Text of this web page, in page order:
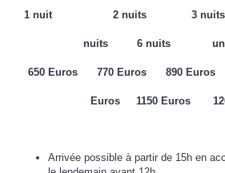
1 nuit 2 nuits 3
nuits 6 nuits une
650 Euros 770 Euros 890
Euros 1150 Euros
Arrivée possible à partir de 15h en